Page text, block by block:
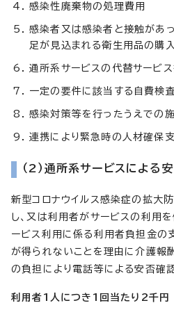
感染性廃棄物の処理費用
感染者又は感染者と接触があ
足が見込まれる衛生用品の購
通所系サービスの代替サービ
一定の要件に該当する自費検
感染対策等を行ったうえでの
連携により緊急時の人材確保
（2）通所系サービスによる
新型コロナウイルス感染症の拡大
し、又は利用者がサービスの利用
ービス利用に係る利用者負担金の
が得られないことを理由に介護報
の負担により電話等による安否確
利用者1人につき1回当たり2千円